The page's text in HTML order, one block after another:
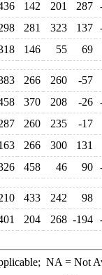
142 201 287
281 323 137
146 55 69
266 260
-57
370 208 -26
260 235
-17
266 300
131
458 46 90
433 242
98
204 268 -194
NA = Not